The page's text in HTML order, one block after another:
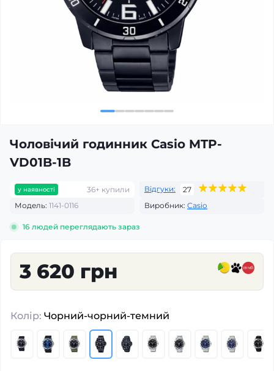
Чоловічий годинник Casio MTP-
VD01B-1B
у наявності 36+ купили Відгуки:
27
Модель: 1141-0116 Виробник: Casio
16 людей переглядають зараз
3 620 грн
Колір: Чорний-чорний-темний